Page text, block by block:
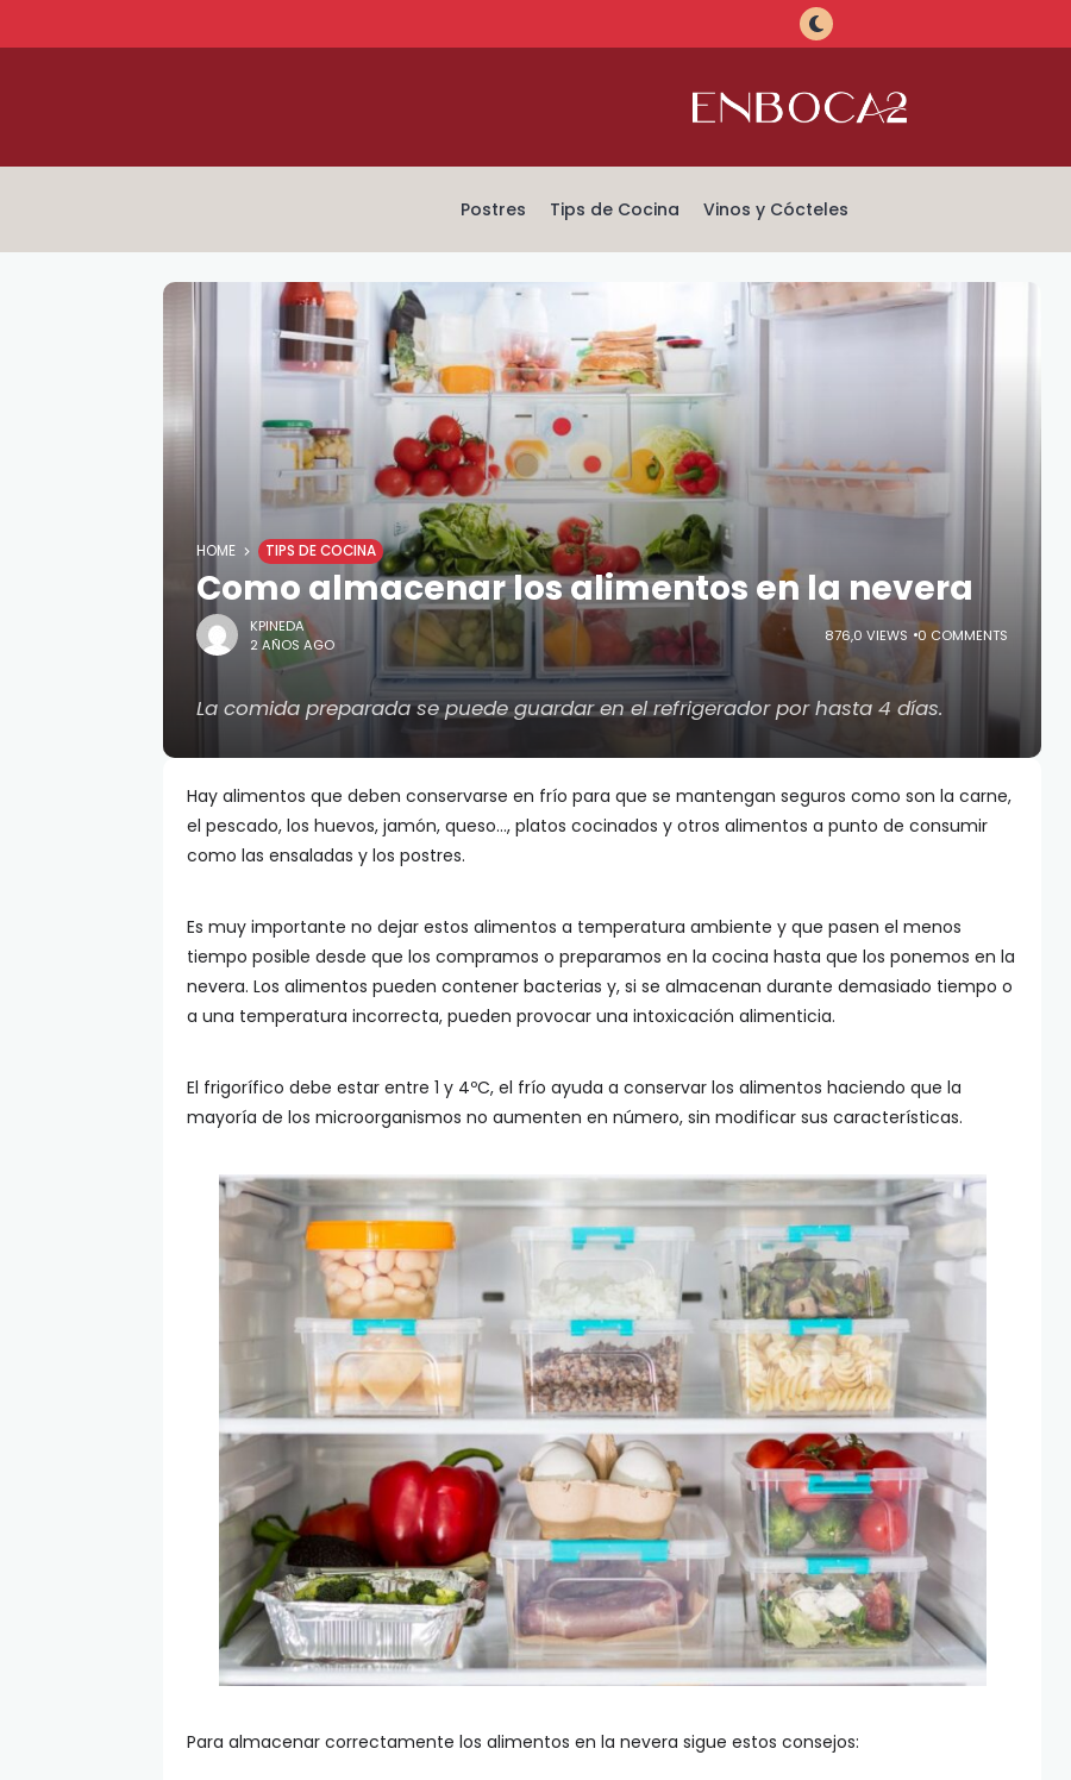
Postres Tips de Cocina Vinos y Cócteles
HOME TIPS DE COCINA
Como almacenar los alimentos en la nevera
KPINEDA
2 AÑOS AGO
876,0 VIEWS 0 COMMENTS
La comida preparada se puede guardar en el refrigerador por hasta 4 días.
Hay alimentos que deben conservarse en frío para que se mantengan seguros como son la carne,
el pescado, los huevos, jamón, queso…, platos cocinados y otros alimentos a punto de consumir
como las ensaladas y los postres.
Es muy importante no dejar estos alimentos a temperatura ambiente y que pasen el menos
tiempo posible desde que los compramos o preparamos en la cocina hasta que los ponemos en la
nevera. Los alimentos pueden contener bacterias y, si se almacenan durante demasiado tiempo o
a una temperatura incorrecta, pueden provocar una intoxicación alimenticia.
El frigorífico debe estar entre 1 y 4ºC, el frío ayuda a conservar los alimentos haciendo que la
mayoría de los microorganismos no aumenten en número, sin modificar sus características.
Para almacenar correctamente los alimentos en la nevera sigue estos consejos: